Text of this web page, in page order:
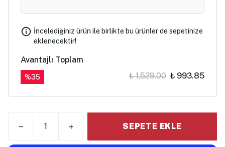
İncelediğiniz ürün ile birlikte bu ürünler de sepetinize
eklenecektir!
Avantajlı Toplam
%35 ₺ 1,529.00 ₺ 993.85
SEPETE EKLE